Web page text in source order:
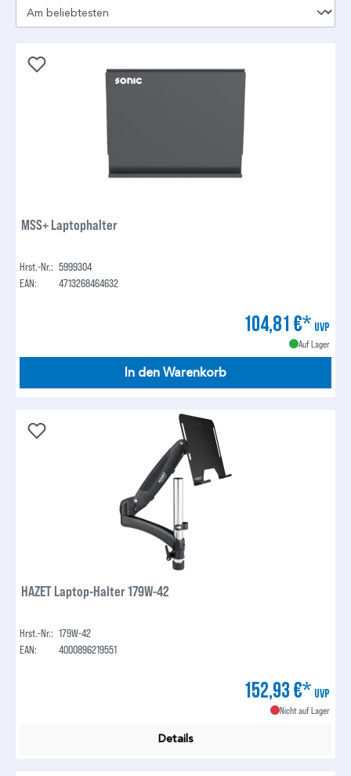
MSS+ Laptophalter
Hrst.-Nr.: 5999304
EAN:
4713268464632
104,81 €* UVP
Auf Lager
In den Warenkorb
HAZET Laptop-Halter 179W-42
Hrst.-Nr.: 179W-42
EAN:
4000896219551
152,93 €* UVP
Nicht auf Lager
Details